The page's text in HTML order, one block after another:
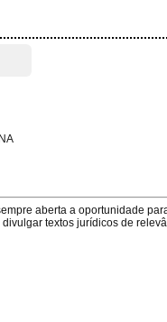
aberta a oportunidade
textos jurídicos de